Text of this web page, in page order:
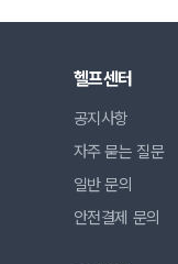
헬프센터
공지사항
자주 묻는 질문
일반 문의
안전결제 문의